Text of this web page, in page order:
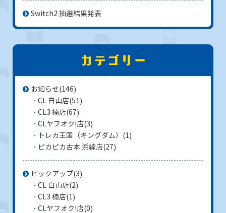
Switch2 抽選結果発表
お知らせ(146)
CL 白山店(51)
CL3 楠店(67)
CLヤフオク!店(3)
トレカ王国（キングダム） (1)
ピカピカ古本 浜線店(27)
ピックアップ(3)
CL 白山店(2)
CL3 楠店(1)
CLヤフオク!店(0)